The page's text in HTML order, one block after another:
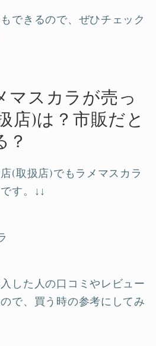
できるので、ぜひチェック
マスカラが売っ
店)は？市販だと
？
(取扱店)でもラメマスカラ
す。↓↓
した人の口コミやレビュー
で、買う時の参考にしてみ